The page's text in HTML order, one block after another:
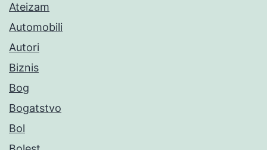
Ateizam
Automobili
Autori
Biznis
Bog
Bogatstvo
Bol